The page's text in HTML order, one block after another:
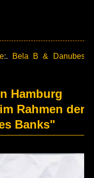
:.
Bela B & Danubes
Hamburg
Rahmen der
Banks"